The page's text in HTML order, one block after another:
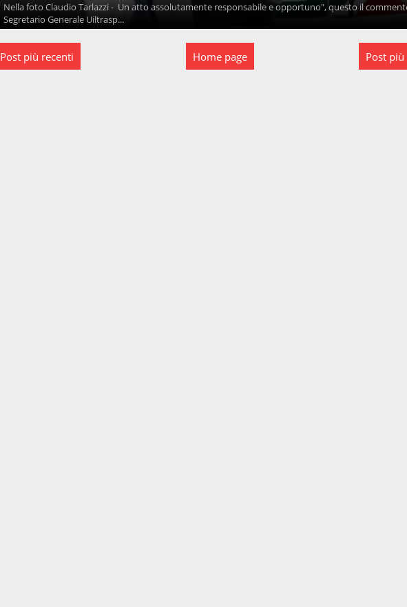
Nella foto Claudio Tarlazzi - Un atto assolutamente responsabile e opportuno", questo il
Segretario Generale Uiltrasp...
Post più recenti Post
Home page